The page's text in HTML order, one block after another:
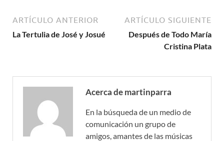
ARTÍCULO ANTERIOR
La Tertulia de José y Josué
ARTÍCULO SIGUIENTE
Después de Todo María
Cristina Plata
Acerca de martinparra
En la búsqueda de un medio de
comunicación un grupo de
amigos, amantes de las músicas